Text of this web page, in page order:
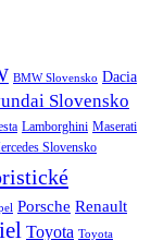
BMW Slovensko Dacia
Slovensko
Lamborghini Maserati
Slovensko
Porsche Renault
Toyota Toyota